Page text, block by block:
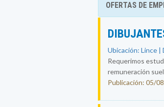
OFERTAS DE
Ubicación: Lince |
Requerimos
remuneración
Publicación: 05/